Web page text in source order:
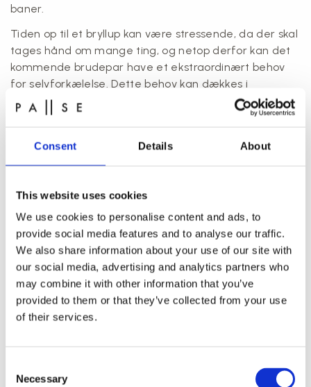
Consent Details About
This website uses cookies
We use cookies to personalise content and ads, to
provide social media features and to analyse our traffic.
We also share information about your use of our site with
our social media, advertising and analytics partners who
may combine it with other information that you’ve
provided to them or that they’ve collected from your use
of their services.
Selection
Necessary
baner.
Tiden op til et bryllup kan være stressende, da der skal
tages hånd om mange ting, og netop derfor kan det
kommende brudepar have et ekstraordinært behov
for selvforkælelse. Dette behov kan dækkes i
forbindelse med en polterabend i Århus – med et
besøg hos os. Hos PAUSE recovery studio sørger vi for
brudgommen og de øvrige deltagere i polterabenden.